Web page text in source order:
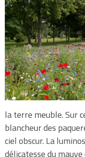
la terre meuble. Sur
blancheur des
ciel obscur. La
délicatesse du